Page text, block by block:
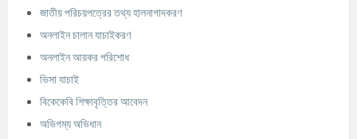
জাতীয় পরিচয়পত্রের তথ্য হালনাগাদকরণ
অনলাইন চালান যাচাইকরণ
অনলাইন আয়কর পরিশোধ
ভিসা যাচাই
বিকেকেবি শিক্ষাবৃত্তির আবেদন
অভিগম্য অভিধান